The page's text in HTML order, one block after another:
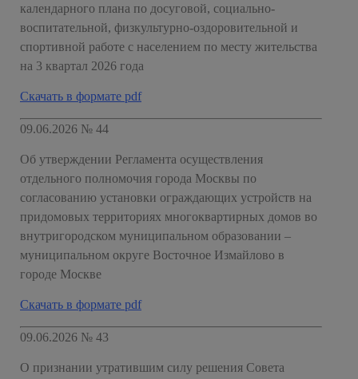
календарного плана по досуговой, социально-
воспитательной, физкультурно-оздоровительной и
спортивной работе с населением по месту жительства
на 3 квартал 2026 года
Скачать в формате pdf
09.06.2026 № 44
Об утверждении Регламента осуществления
отдельного полномочия города Москвы по
согласованию установки ограждающих устройств на
придомовых территориях многоквартирных домов во
внутригородском муниципальном образовании –
муниципальном округе Восточное Измайлово в
городе Москве
Скачать в формате pdf
09.06.2026 № 43
О признании утратившим силу решения Совета